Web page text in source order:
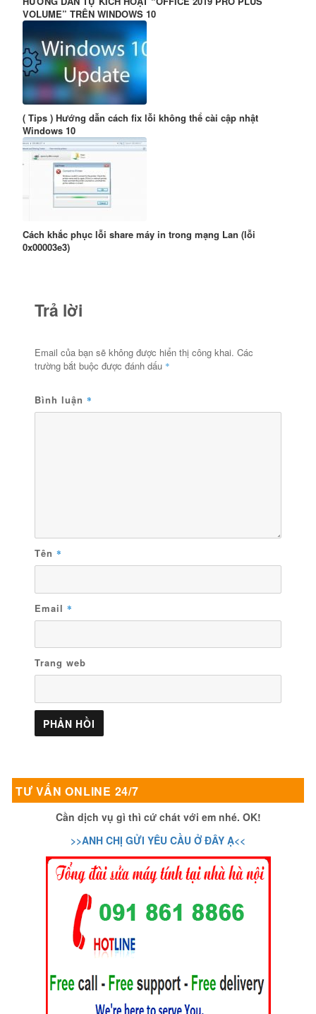
VOLUME” TRÊN WINDOWS 10
( Tips ) Hướng dẫn cách fix lỗi không thể cài cập nhật
Windows 10
Cách khắc phục lỗi share máy in trong mạng Lan (lỗi
0x00003e3)
Trả lời
Email của bạn sẽ không được hiển thị công khai. Các
trường bắt buộc được đánh dấu *
Bình luận *
Tên *
Email *
Trang web
TƯ VẤN ONLINE 24/7
Cần dịch vụ gì thì cứ chát với em nhé. OK!
>>ANH CHỊ GỬI YÊU CẦU Ở ĐÂY Ạ<<